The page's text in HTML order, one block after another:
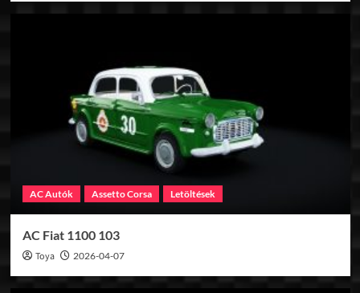
AC Autók Assetto Corsa Letöltések
AC Fiat 1100 103
Toya 2026-04-07